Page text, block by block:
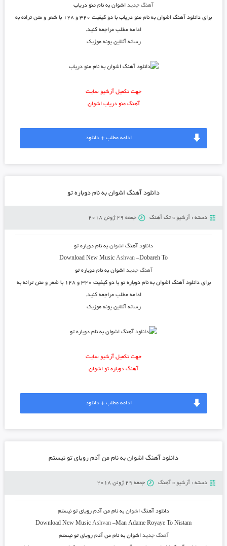
آهنگ جدیداشوان به نام منو دریاب
برای دانلود آهنگ اشوان به نام منو دریاب
با دو کیفیت ۳۲۰ و ۱۲۸ با شعر و متن ترانه به
ادامه مطلب مراجعه کنید.
رسانه آنلاین پونه موزیک
جهت تکمیل آرشیو سایت
آهنگ منو دریاب اشوان
ادامه مطلب + دانلود
دانلود آهنگ اشوان به نام دوباره تو
دسته : آرشیو » تک آهنگ جمعه 29 ژوئن 2018
دانلود آهنگ اشوانبه نام دوباره تو
Download New MusicAshvan –Dobareh To
آهنگ جدید اشوان به نام دوباره تو
برای دانلود آهنگاشوان به نام دوباره تو
با دو کیفیت ۳۲۰ و ۱۲۸ با شعر و متن ترانه به
ادامه مطلب مراجعه کنید.
رسانه آنلاین پونه موزیک
جهت تکمیل آرشیو سایت
آهنگ دوباره تو اشوان
ادامه مطلب + دانلود
دانلود آهنگ اشوان به نام من آدم رویای تو نیستم
دسته : آرشیو » آهنگ جمعه 29 ژوئن 2018
دانلود آهنگ اشوانبه نام من آدم رویای تو نیستم
Download New MusicAshvan –Man Adame Royaye To Nistam
آهنگ جدید اشوان به نام من آدم رویای تو نیستم